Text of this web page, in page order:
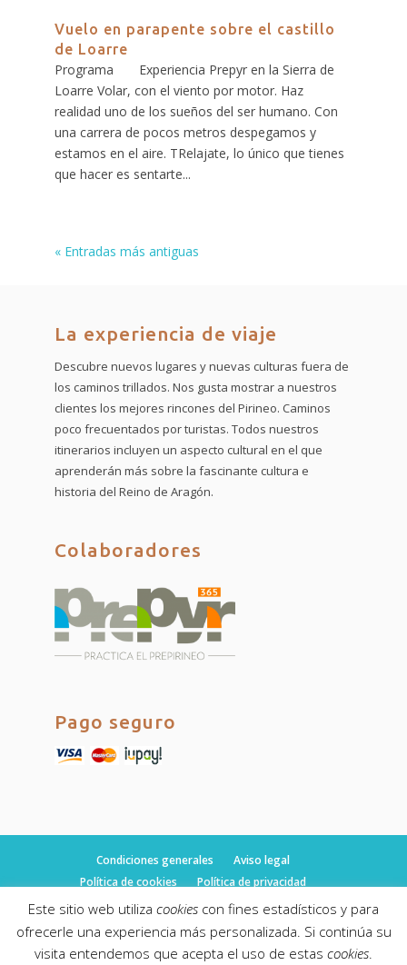
Vuelo en parapente sobre el castillo
de Loarre
Programa Experiencia Prepyr en la Sierra de
Loarre Volar, con el viento por motor. Haz
realidad uno de los sueños del ser humano. Con
una carrera de pocos metros despegamos y
estamos en el aire. TRelajate, lo único que tienes
que hacer es sentarte...
« Entradas más antiguas
La experiencia de viaje
Descubre nuevos lugares y nuevas culturas fuera de
los caminos trillados. Nos gusta mostrar a nuestros
clientes los mejores rincones del Pirineo. Caminos
poco frecuentados por turistas. Todos nuestros
itinerarios incluyen un aspecto cultural en el que
aprenderán más sobre la fascinante cultura e
historia del Reino de Aragón.
Colaboradores
Pago seguro
Condiciones generales
Aviso legal
Política de cookies
Política de privacidad
Este sitio web utiliza cookies con fines estadísticos y para
ofrecerle una experiencia más personalizada. Si continúa su
visita entendemos que acepta el uso de estas cookies.